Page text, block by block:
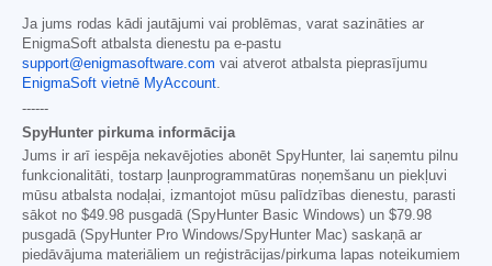
Ja jums rodas kādi jautājumi vai problēmas, varat sazināties ar
EnigmaSoft atbalsta dienestu pa e-pastu
support@enigmasoftware.com vai atverot atbalsta pieprasījumu
EnigmaSoft vietnē MyAccount.
------
SpyHunter pirkuma informācija
Jums ir arī iespēja nekavējoties abonēt SpyHunter, lai saņemtu pilnu
funkcionalitāti, tostarp ļaunprogrammatūras noņemšanu un piekļuvi
mūsu atbalsta nodaļai, izmantojot mūsu palīdzības dienestu, parasti
sākot no $49.98 pusgadā (SpyHunter Basic Windows) un $79.98
pusgadā (SpyHunter Pro Windows/SpyHunter Mac) saskaņā ar
piedāvājuma materiāliem un reģistrācijas/pirkuma lapas noteikumiem